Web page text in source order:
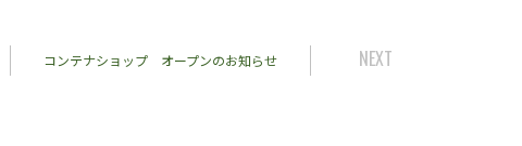
コンテナショップ オープンのお知らせ NEXT